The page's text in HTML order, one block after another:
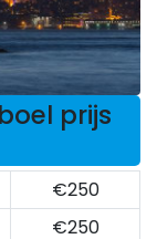
prijs
€250
€250